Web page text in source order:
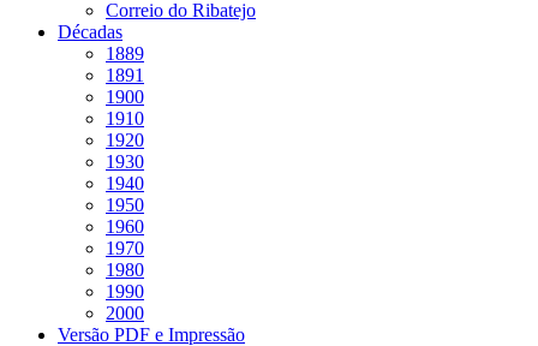
Correio do Ribatejo
Décadas
1889
1891
1900
1910
1920
1930
1940
1950
1960
1970
1980
1990
2000
Versão PDF e Impressão